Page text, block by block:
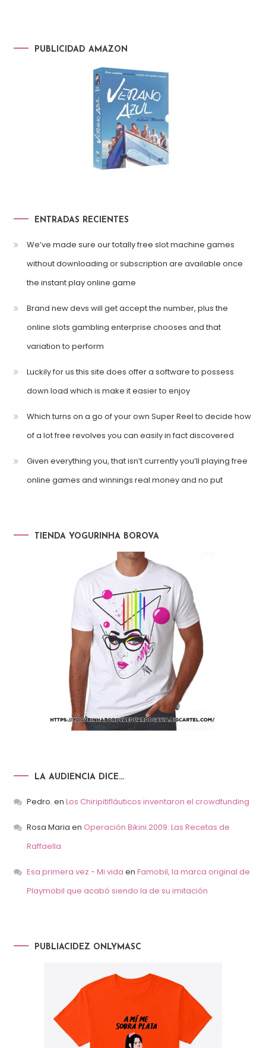
PUBLICIDAD AMAZON
ENTRADAS RECIENTES
We’ve made sure our totally free slot machine games
without downloading or subscription are available once
the instant play online game
Brand new devs will get accept the number, plus the
online slots gambling enterprise chooses and that
variation to perform
Luckily for us this site does offer a software to possess
down load which is make it easier to enjoy
Which turns on a go of your own Super Reel to decide how
of a lot free revolves you can easily in fact discovered
Given everything you, that isn’t currently you’ll playing free
online games and winnings real money and no put
TIENDA YOGURINHA BOROVA
LA AUDIENCIA DICE…
Pedro. en Los Chiripitifláuticos inventaron el crowdfunding
Rosa Maria en Operación Bikini 2009: Las Recetas de
Raffaella
Esa primera vez - Mi vida en Famobil, la marca original de
Playmobil que acabó siendo la de su imitación
PUBLIACIDEZ ONLYMASC